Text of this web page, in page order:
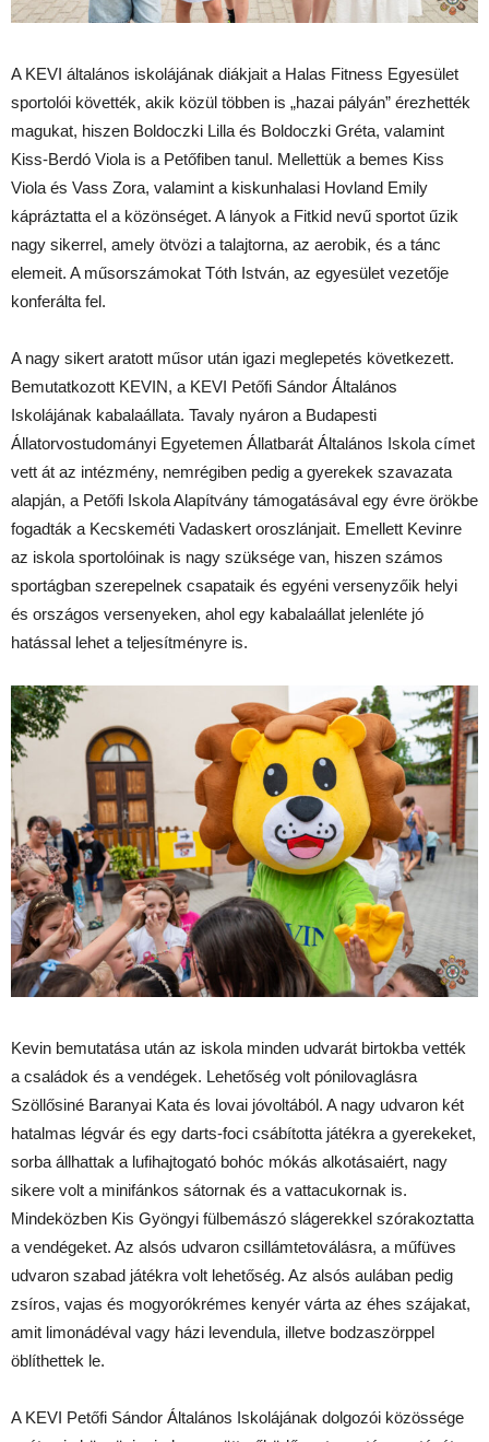
A KEVI általános iskolájának diákjait a Halas Fitness Egyesület
sportolói követték, akik közül többen is „hazai pályán” érezhették
magukat, hiszen Boldoczki Lilla és Boldoczki Gréta, valamint
Kiss-Berdó Viola is a Petőfiben tanul. Mellettük a bemes Kiss
Viola és Vass Zora, valamint a kiskunhalasi Hovland Emily
kápráztatta el a közönséget. A lányok a Fitkid nevű sportot űzik
nagy sikerrel, amely ötvözi a talajtorna, az aerobik, és a tánc
elemeit. A műsorszámokat Tóth István, az egyesület vezetője
konferálta fel.
A nagy sikert aratott műsor után igazi meglepetés következett.
Bemutatkozott KEVIN, a KEVI Petőfi Sándor Általános
Iskolájának kabalaállata. Tavaly nyáron a Budapesti
Állatorvostudományi Egyetemen Állatbarát Általános Iskola címet
vett át az intézmény, nemrégiben pedig a gyerekek szavazata
alapján, a Petőfi Iskola Alapítvány támogatásával egy évre örökbe
fogadták a Kecskeméti Vadaskert oroszlánjait. Emellett Kevinre
az iskola sportolóinak is nagy szüksége van, hiszen számos
sportágban szerepelnek csapataik és egyéni versenyzőik helyi
és országos versenyeken, ahol egy kabalaállat jelenléte jó
hatással lehet a teljesítményre is.
Kevin bemutatása után az iskola minden udvarát birtokba vették
a családok és a vendégek. Lehetőség volt pónilovaglásra
Szöllősiné Baranyai Kata és lovai jóvoltából. A nagy udvaron két
hatalmas légvár és egy darts-foci csábította játékra a gyerekeket,
sorba állhattak a lufihajtogató bohóc mókás alkotásaiért, nagy
sikere volt a minifánkos sátornak és a vattacukornak is.
Mindeközben Kis Gyöngyi fülbemászó slágerekkel szórakoztatta
a vendégeket. Az alsós udvaron csillámtetoválásra, a műfüves
udvaron szabad játékra volt lehetőség. Az alsós aulában pedig
zsíros, vajas és mogyorókrémes kenyér várta az éhes szájakat,
amit limonádéval vagy házi levendula, illetve bodzaszörppel
öblíthettek le.
A KEVI Petőfi Sándor Általános Iskolájának dolgozói közössége